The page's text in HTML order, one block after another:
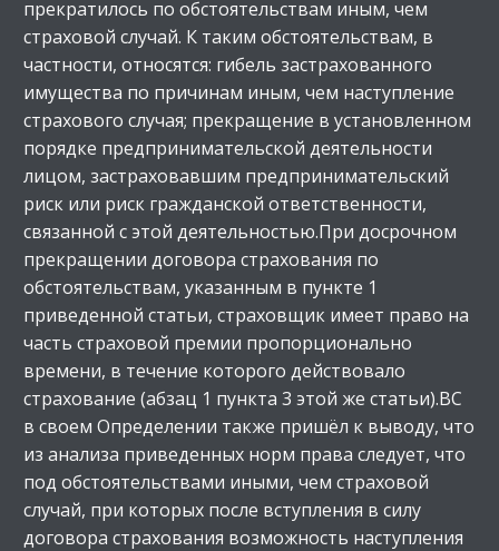
прекратилось по обстоятельствам иным, чем
страховой случай. К таким обстоятельствам, в
частности, относятся: гибель застрахованного
имущества по причинам иным, чем наступление
страхового случая; прекращение в установленном
порядке предпринимательской деятельности
лицом, застраховавшим предпринимательский
риск или риск гражданской ответственности,
связанной с этой деятельностью.При досрочном
прекращении договора страхования по
обстоятельствам, указанным в пункте 1
приведенной статьи, страховщик имеет право на
часть страховой премии пропорционально
времени, в течение которого действовало
страхование (абзац 1 пункта 3 этой же статьи).ВС
в своем Определении также пришёл к выводу, что
из анализа приведенных норм права следует, что
под обстоятельствами иными, чем страховой
случай, при которых после вступления в силу
договора страхования возможность наступления